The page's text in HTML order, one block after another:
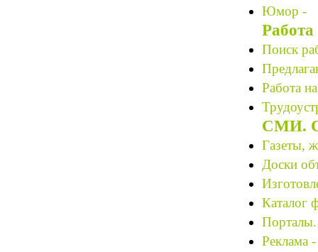
Юмор -
Поиск
Работа
СМИ.
Газеты,
Доски
Каталог
Реклама -